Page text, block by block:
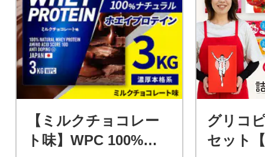
【ミルクチョコレー
ト味】WPC 100%ナ
グリコ
セット